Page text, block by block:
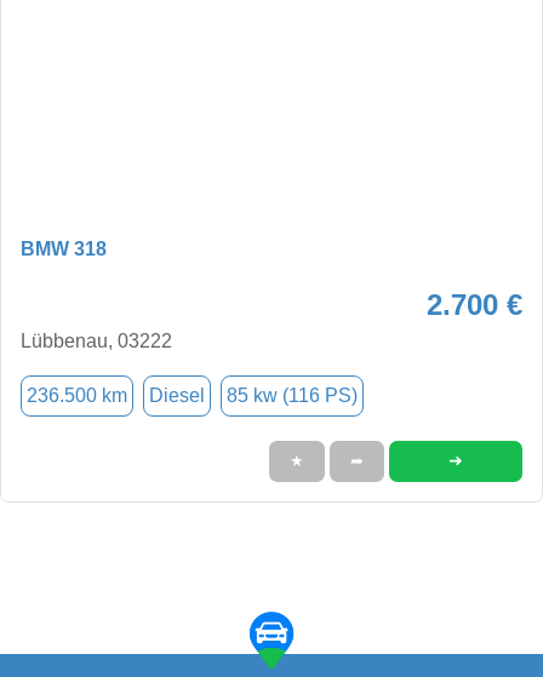
BMW 318
2.700 €
Lübbenau, 03222
236.500 km Diesel 85 kw (116 PS)
★ ➦ ➜